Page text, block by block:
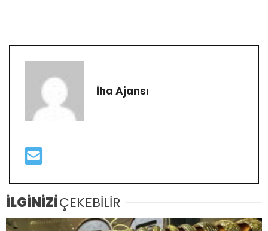
İha Ajansı
İLGİNİZİÇEKEBİLİR